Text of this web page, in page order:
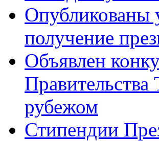
Опубликованы
получение
Объявлен
рубежом
Стипендии